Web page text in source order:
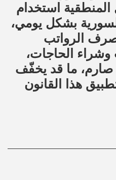
المنطقية استخدام
بشكل يومي،
صرف الرواتب
وشراء الحاجات،
صارم، ما قد يخفّف
هذا القانون